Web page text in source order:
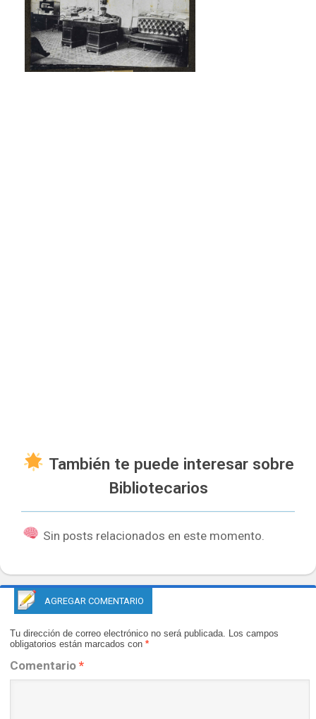
También te puede interesar sobre
Bibliotecarios
Sin posts relacionados en este momento.
AGREGAR COMENTARIO
Tu dirección de correo electrónico no será publicada. Los campos
obligatorios están marcados con *
Comentario *